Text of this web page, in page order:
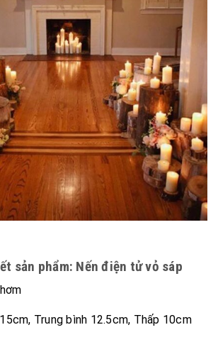
sản phẩm: Nến điện tử vỏ sáp
Trung bình 12.5cm, Thấp 10cm